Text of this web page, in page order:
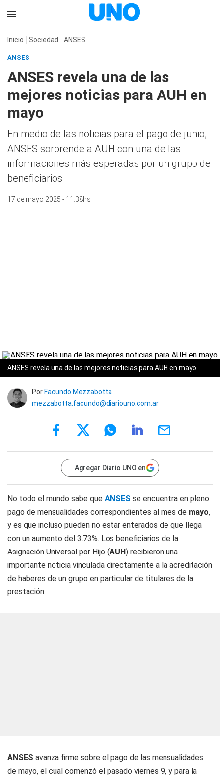
Inicio Sociedad ANSES
ANSES
ANSES revela una de las
mejores noticias para AUH en
mayo
En medio de las noticias para el pago de junio,
ANSES sorprende a AUH con una de las
informaciones más esperadas por un grupo de
beneficiarios
17 de mayo 2025 - 11:38hs
ANSES revela una de las mejores noticias para AUH en mayo
Por Facundo Mezzabotta
mezzabotta.facundo@diariouno.com.ar
Agregar Diario UNO en
No todo el mundo sabe que ANSES se encuentra en pleno
pago de mensualidades correspondientes al mes de mayo,
y es que incluso pueden no estar enterados de que llega
con un aumento del 3,73%. Los beneficiarios de la
Asignación Universal por Hijo (AUH) recibieron una
importante noticia vinculada directamente a la acreditación
de haberes de un grupo en particular de titulares de la
prestación.
ANSES avanza firme sobre el pago de las mensualidades
de mayo, el cual comenzó el pasado viernes 9, y para la